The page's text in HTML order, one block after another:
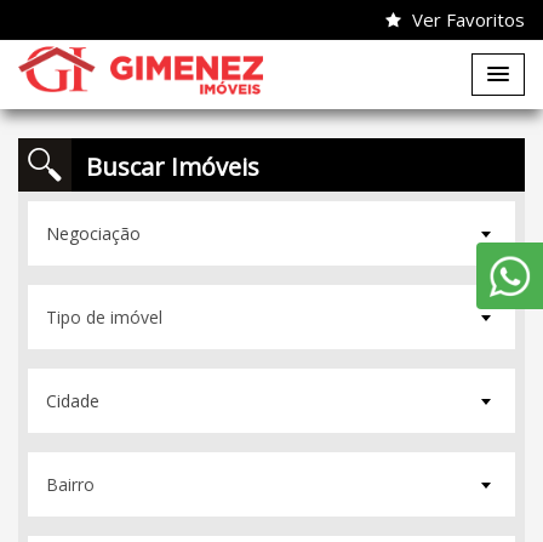
Ver Favoritos
Buscar Imóveis
Negociação
Cidade